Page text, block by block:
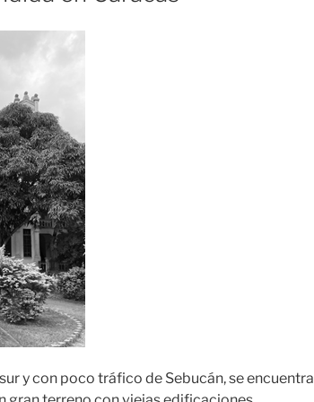
y con poco tráfico de Sebucán, se encuentra